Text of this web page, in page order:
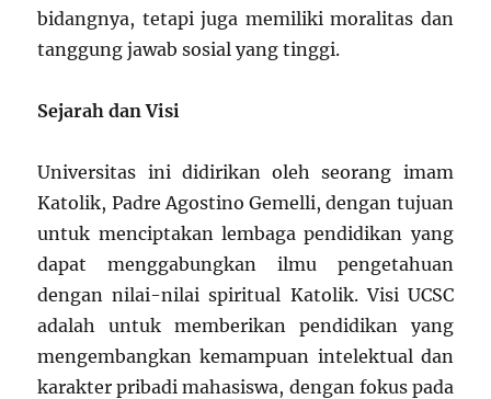
bidangnya, tetapi juga memiliki moralitas dan
tanggung jawab sosial yang tinggi.
Sejarah dan Visi
Universitas ini didirikan oleh seorang imam
Katolik, Padre Agostino Gemelli, dengan tujuan
untuk menciptakan lembaga pendidikan yang
dapat menggabungkan ilmu pengetahuan
dengan nilai-nilai spiritual Katolik. Visi UCSC
adalah untuk memberikan pendidikan yang
mengembangkan kemampuan intelektual dan
karakter pribadi mahasiswa, dengan fokus pada